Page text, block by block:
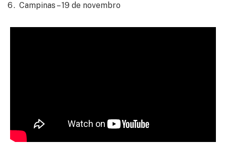
Campinas – 19 de novembro